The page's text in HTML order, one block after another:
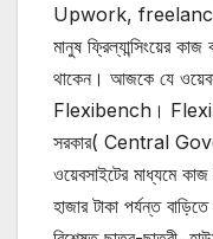
Upwork, freelancer
মানুষ ফ্রিল্যান্সিংয়ের
থাকেন। আজকে যে
Flexibench।
সরকার( Central
ওয়েবসাইটের মাধ্যমে
হাজার টাকা পর্যন্ত